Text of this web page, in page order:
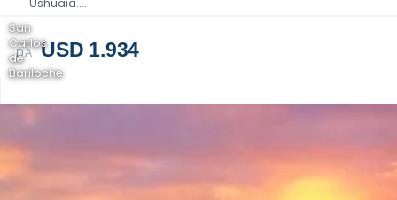
DA USD 1.934
San
Carlos
de
Bariloche